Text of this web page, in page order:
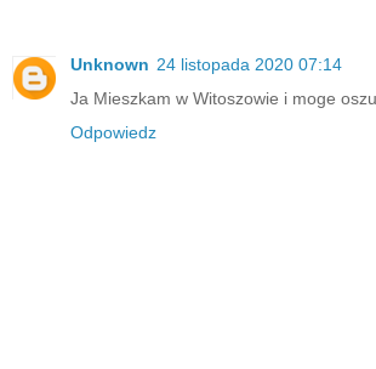
Unknown 24 listopada 2020 07:14
Ja Mieszkam w Witoszowie i moge
Odpowiedz